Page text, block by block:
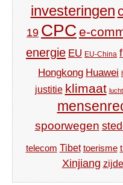
investeringen
19 CPC e-
energie EU EU-China
Hongkong Huawei
justitie klimaat
spoorwegen
telecom Tibet toerisme
Xinjiang